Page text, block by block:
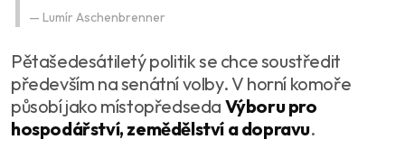
Lumír Aschenbrenner
Pětašedesátiletý politik se chce soustředit
především na senátní volby. V horní komoře
působí jako místopředseda Výboru pro
hospodářství, zemědělství a dopravu.